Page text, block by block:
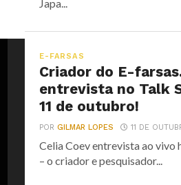
Japa...
E-FARSAS
Criador do E-
entrevista no Talk
11 de outubro!
PORGILMAR LOPES 11 DE
Celia Coev entrevista ao vivo
– o criador e pesquisador...